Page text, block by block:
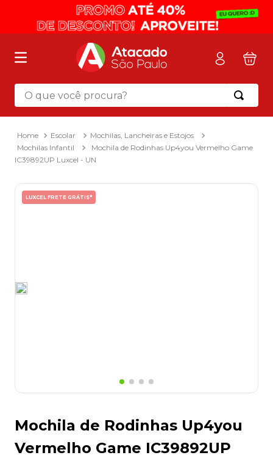
O que você procura?
Escolar
Mochilas, Lancheiras e Estojos
Mochilas Infantil
Mochila de Rodinhas Up4you Vermelho Game
IC39892UP Luxcel - UN
LUXCEL FRETE GRÁTIS*
Mochila de Rodinhas Up4you
Vermelho Game IC39892UP
Termos mais buscados
mochila
2º sacola
4º pasta
8